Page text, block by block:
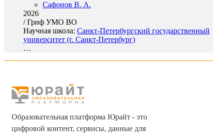
Сафонов В. А.
2026
/Гриф УМО ВО
Научная школа: Санкт-Петербургский государственный
университет (г. Санкт-Петербург)
…
Образовательная платформа Юрайт - это
цифровой контент, сервисы, данные для